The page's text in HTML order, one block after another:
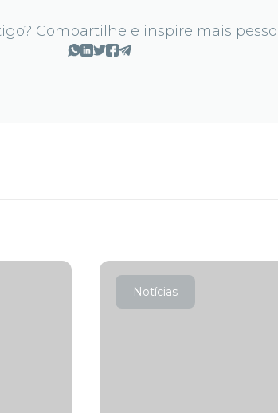
Compartilhe e inspire mais
Notícias